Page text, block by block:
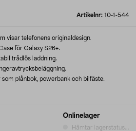
Artikelnr: 10-1-544
Onlinelager
Hämtar lagerstatus...
visar telefonens originaldesign.
för Galaxy S26+.
trådlös laddning.
plånbok, powerbank och bilfäste.